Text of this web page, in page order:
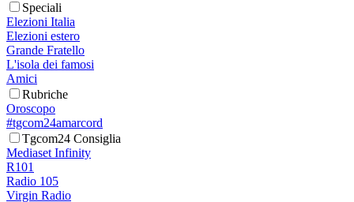
Speciali
Elezioni Italia
Elezioni estero
Grande Fratello
L'isola dei famosi
Amici
Rubriche
Oroscopo
#tgcom24amarcord
Tgcom24 Consiglia
Mediaset Infinity
R101
Radio 105
Virgin Radio